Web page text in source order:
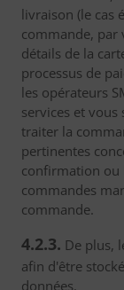
livraison (le cas
commande, par
détails de la
processus de
les opérateurs
services et vous
traiter la
pertinentes
confirmation ou
commandes
commande.
4.2.3. De plus,
afin d'être
données.